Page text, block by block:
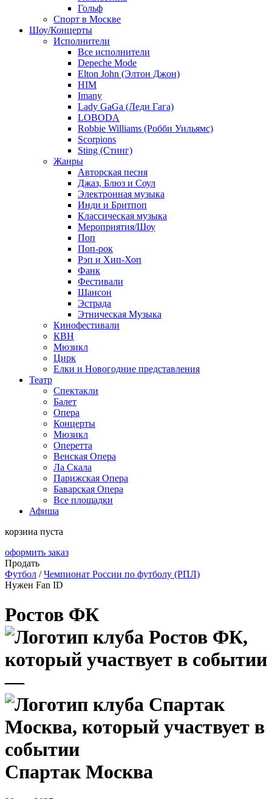
Гольф
Спорт в Москве
Шоу/Концерты
Исполнители
Все исполнители
Depeche Mode
Elton John (Элтон Джон)
HIM
Imany
Lady GaGa (Леди Гага)
LOBODA
Robbie Williams (Робби Уильямс)
Scorpions
Sting (Стинг)
Жанры
Авторская песня
Джаз, Блюз и Соул
Электронная музыка
Инди и Бритпоп
Классическая музыка
Мероприятия/Шоу
Поп
Поп-рок
Рэп и Хип-Хоп
Фанк
Фестивали
Шансон
Эстрада
Этническая Музыка
Кинофестивали
КВН
Мюзикл
Цирк
Елки и Новогодние представления
Театр
Спектакли
Балет
Опера
Концерты
Мюзикл
Оперетта
Венская Опера
Ла Скала
Парижская Опера
Баварская Опера
Все площадки
Афиша
корзина пуста
оформить заказ
Продать
Футбол /Чемпионат России по футболу (РПЛ)
Нужен Fan ID
Ростов ФК
—
Спартак Москва